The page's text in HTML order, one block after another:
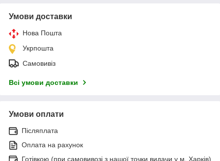
Умови доставки
Нова Пошта
Укрпошта
Самовивіз
Всі умови доставки
Умови оплати
Післяплата
Оплата на рахунок
Готівкою (при самовивозі з нашої точки видачи у м. Харків)